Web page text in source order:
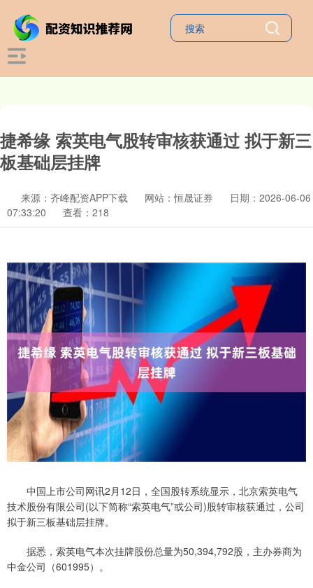
捷希缘 索英电气股转审核获通过 拟于新三
板基础层挂牌
来源：齐峰配资APP下载 网站：恒晟证券
日期：2026-06-06
07:33:20
查看：218
中国上市公司网讯2月12日，全国股转系统显示，北京索英电气
技术股份有限公司(以下简称“索英电气”或公司)股转审核获通过，公司
拟于新三板基础层挂牌。
据悉，索英电气本次挂牌股份总量为50,394,792股，主办券商为
中金公司（601995）。